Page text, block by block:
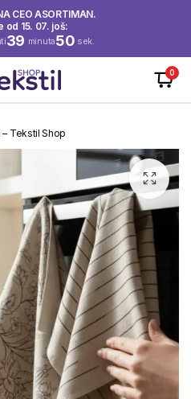
CEO ASORTIMAN.
od 15. 07. još:
39 minuta49 sek.
0
Tekstil Shop